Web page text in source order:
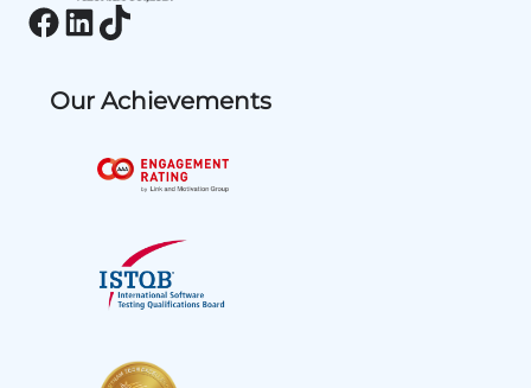
Facebook
LinkedIn
TikTok
Our Achievements